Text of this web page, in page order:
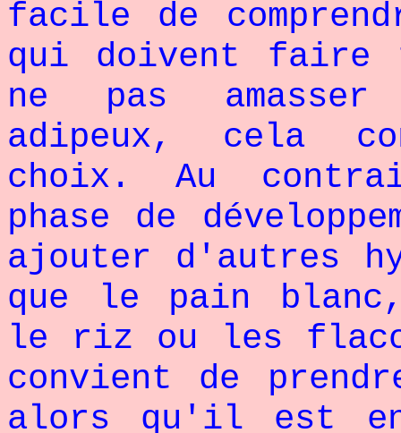
facile de
qui doivent faire
ne pas
adipeux, cela
choix. Au
phase de
ajouter d'autres
que le pain
le riz ou les
convient de
alors qu'il est en